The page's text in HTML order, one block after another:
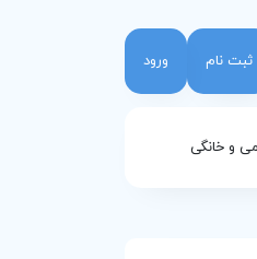
ثبت نام ورود
و خانگی